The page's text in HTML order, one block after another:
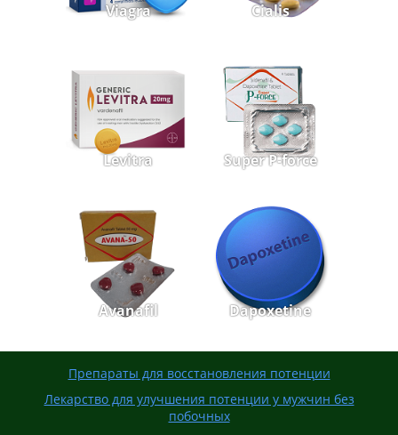
Viagra Cialis
Levitra Super P-force
Avanafil Dapoxetine
Препараты для восстановления потенции
Лекарство для улучшения потенции у мужчин без
побочных